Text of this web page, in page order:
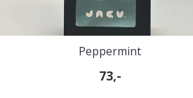
Peppermint
73,-